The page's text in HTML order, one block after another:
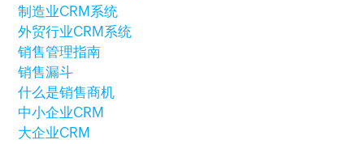
制造业CRM系统
外贸行业CRM系统
销售管理指南
销售漏斗
什么是销售商机
中小企业CRM
大企业CRM